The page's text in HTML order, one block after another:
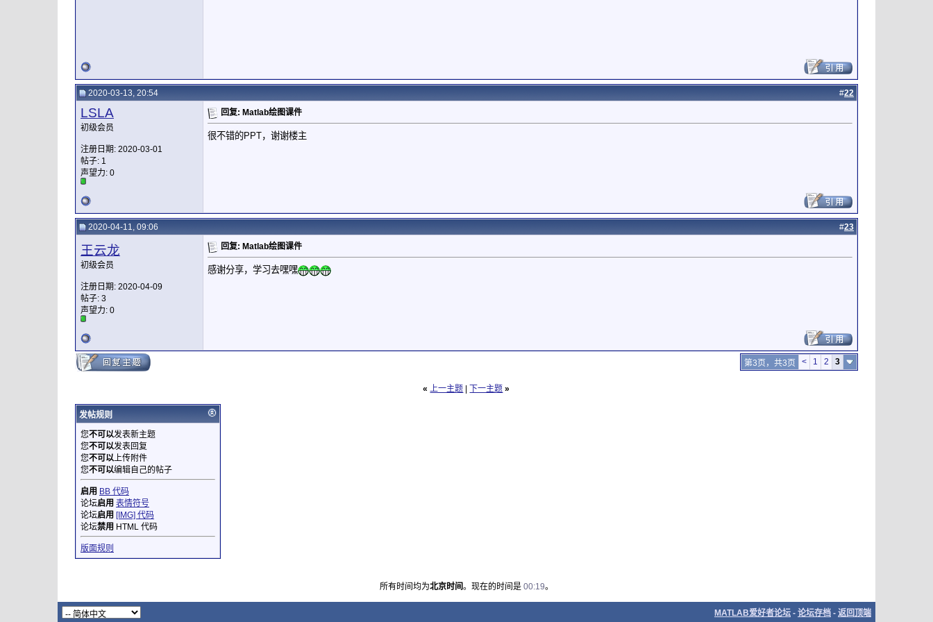
2020-03-13, 20:54 #22
LSLA
初级会员
注册日期: 2020-03-01
帖子: 1
声望力: 0
回复: Matlab绘图课件
很不错的PPT，谢谢楼主
2020-04-11, 09:06 #23
王云龙
初级会员
注册日期: 2020-04-09
帖子: 3
声望力: 0
回复: Matlab绘图课件
感谢分享，学习去嘿嘿
第3页，共3页 < 1 2 3
« 上一主题 下一主题 »
发帖规则
您不可以发表新主题
您不可以发表回复
您不可以上传附件
您不可以编辑自己的帖子
启用 BB 代码
论坛启用 表情符号
论坛启用 [IMG] 代码
论坛禁用 HTML 代码
版面规则
所有时间均为北京时间。现在的时间是 00:19。
MATLAB爱好者论坛 - 论坛存档 - 返回顶端